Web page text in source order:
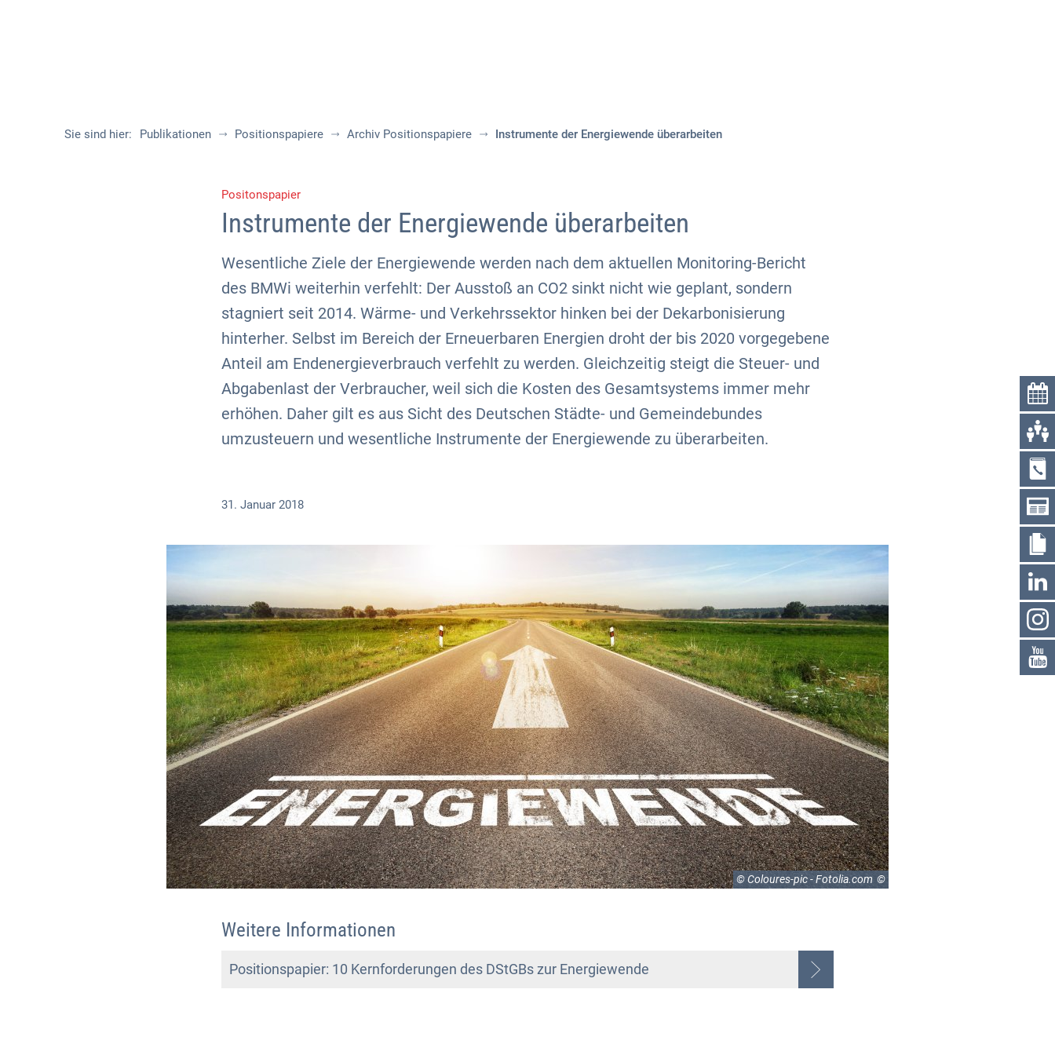
Sie sind hier: Publikationen Positionspapiere Archiv Positionspapiere Instrumente der Energiewende überarbeiten
Positonspapier
Instrumente der Energiewende überarbeiten
Wesentliche Ziele der Energiewende werden nach dem aktuellen Monitoring-Bericht
des BMWi weiterhin verfehlt: Der Ausstoß an CO2 sinkt nicht wie geplant, sondern
stagniert seit 2014. Wärme- und Verkehrssektor hinken bei der Dekarbonisierung
hinterher. Selbst im Bereich der Erneuerbaren Energien droht der bis 2020 vorgegebene
Anteil am Endenergieverbrauch verfehlt zu werden. Gleichzeitig steigt die Steuer- und
Abgabenlast der Verbraucher, weil sich die Kosten des Gesamtsystems immer mehr
erhöhen. Daher gilt es aus Sicht des Deutschen Städte- und Gemeindebundes
umzusteuern und wesentliche Instrumente der Energiewende zu überarbeiten.
31. Januar 2018
© Coloures-pic - Fotolia.com
Weitere Informationen
Positionspapier: 10 Kernforderungen des DStGBs zur Energiewende